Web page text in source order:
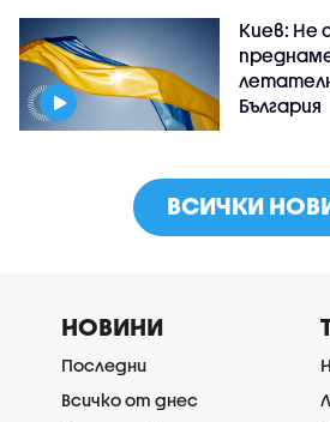
Киев: Не
България
ВСИЧКИ
НОВИНИ
Последни
Всичко от днес